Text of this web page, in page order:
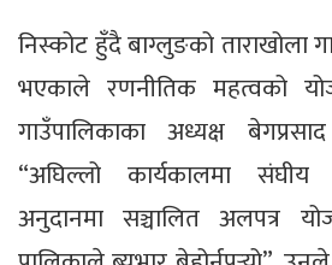
निस्कोट हुँदै बाग्लुङको ताराखोला
भएकाले रणनीतिक महत्वको
गाउँपालिकाका अध्यक्ष
“अघिल्लो कार्यकालमा
अनुदानमा सञ्चालित अलपत्र